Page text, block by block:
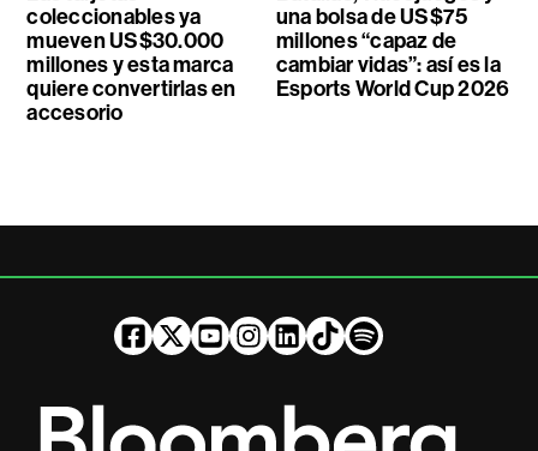
coleccionables ya
mueven US$30.000
millones y esta marca
quiere convertirlas en
accesorio
una bolsa de US$75
millones “capaz de
cambiar vidas”: así es la
Esports World Cup 2026